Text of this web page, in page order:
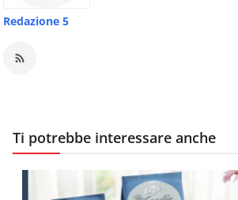
Redazione 5
Ti potrebbe interessare anche